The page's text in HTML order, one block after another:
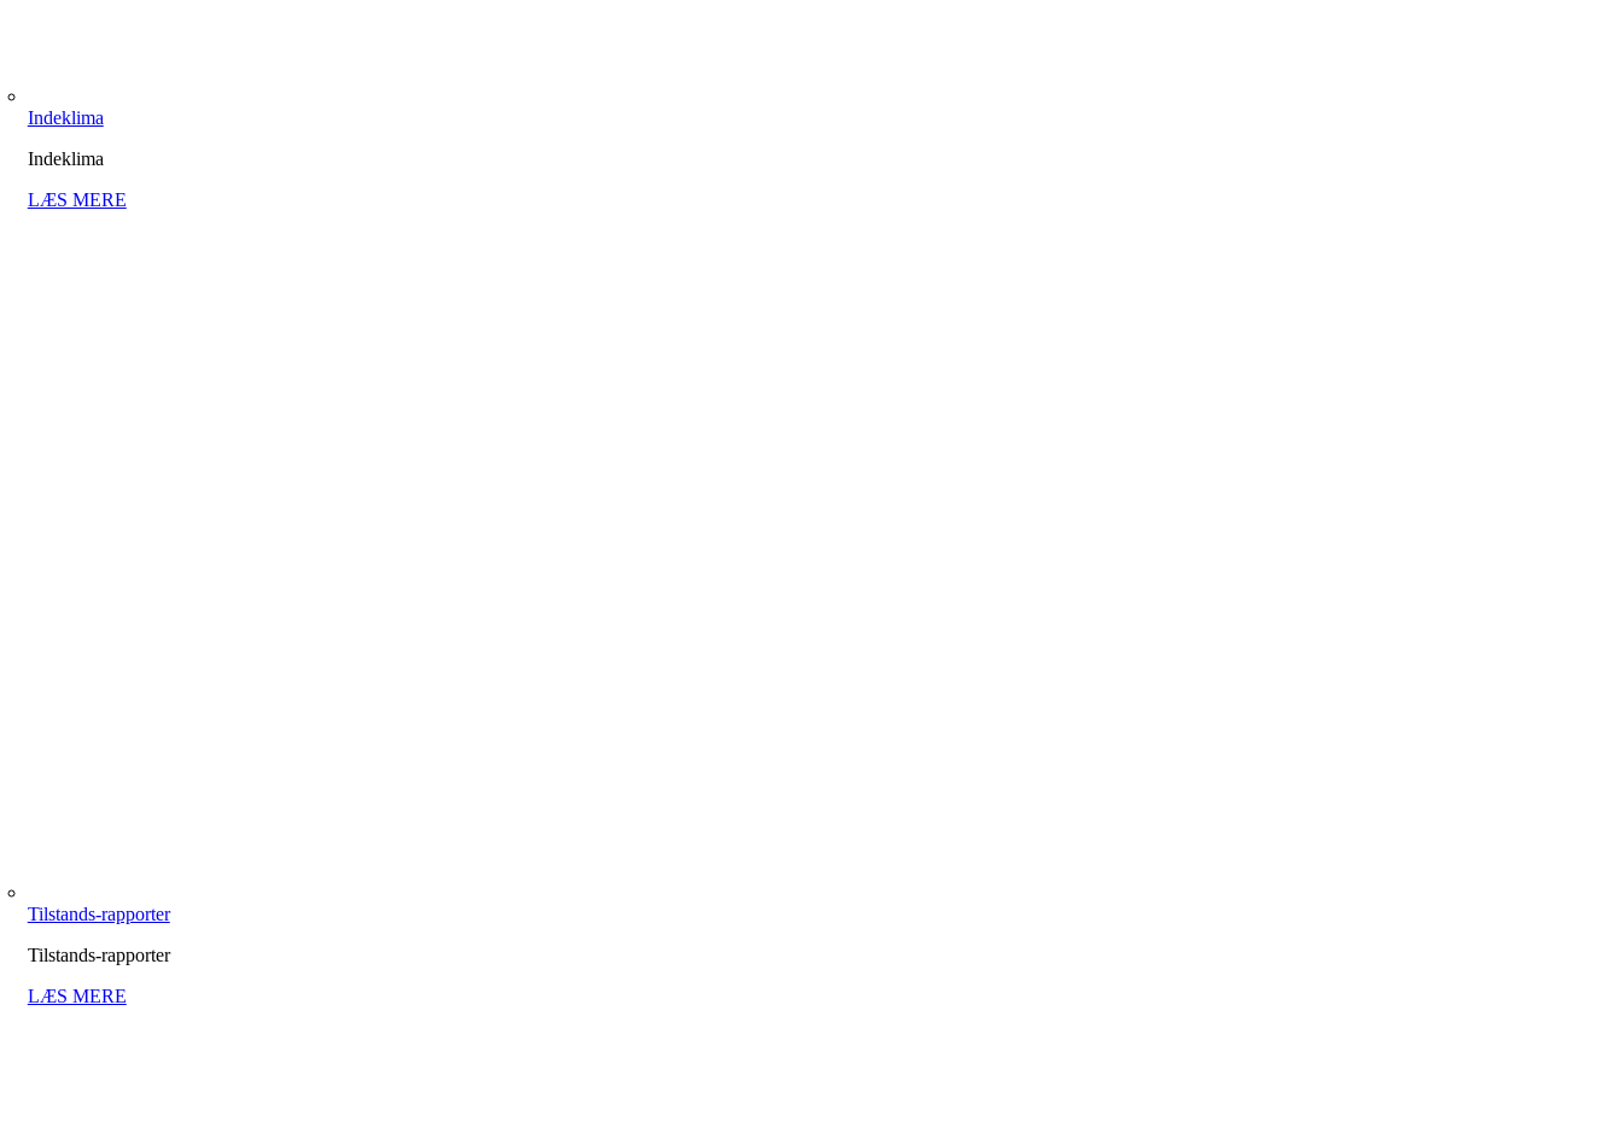
Indeklima
Indeklima
LÆS MERE
Tilstands-rapporter
Tilstands-rapporter
LÆS MERE